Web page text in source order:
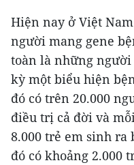
Hiện nay ở Việt
người mang gene
toàn là những người
kỳ một biểu hiện
đó có trên 20.000
điều trị cả đời và
8.000 trẻ em sinh ra
đó có khoảng 2.000